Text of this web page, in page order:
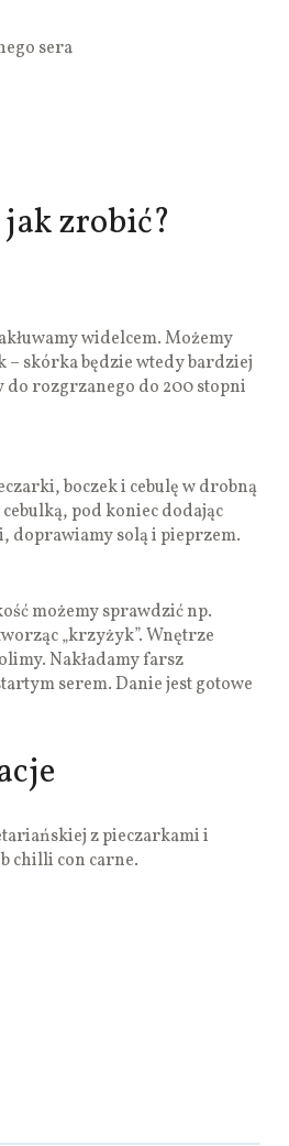
sera
zrobić?
widelcem. Możemy
– skórka będzie wtedy bardziej
do rozgrzanego do 200 stopni
boczek i cebulę w drobną
pod koniec dodając
doprawiamy solą i pieprzem.
możemy sprawdzić np.
„krzyżyk”. Wnętrze
Nakładamy farsz
serem. Danie jest gotowe
z pieczarkami i
chilli con carne.